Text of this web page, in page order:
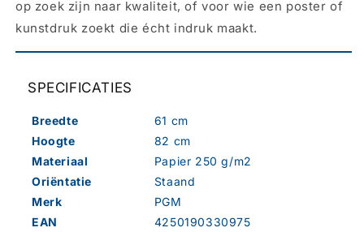
op zoek zijn naar kwaliteit, of voor wie een poster of
kunstdruk zoekt die écht indruk maakt.
SPECIFICATIES
Breedte
61 cm
Hoogte
82 cm
Materiaal
Papier 250 g/m2
Oriëntatie
Staand
Merk
PGM
EAN
4250190330975